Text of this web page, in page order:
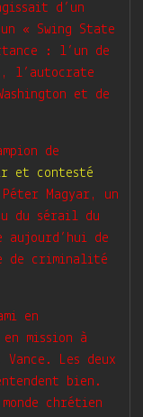
d’un
« Swing State
: l’un de
l’autocrate
et de
de
et contesté
Magyar, un
du sérail du
de
de criminalité
en
mission à
Les deux
bien.
chrétien